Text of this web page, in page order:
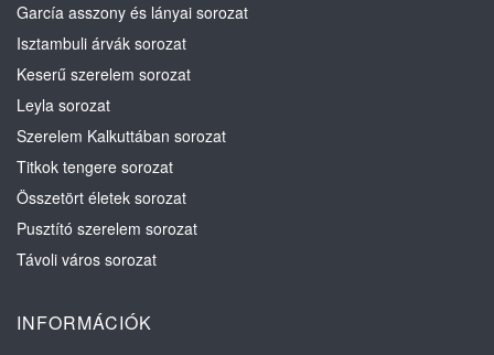
García asszony és lányai sorozat
Isztambuli árvák sorozat
Keserű szerelem sorozat
Leyla sorozat
Szerelem Kalkuttában sorozat
Titkok tengere sorozat
Összetört életek sorozat
Pusztító szerelem sorozat
Távoli város sorozat
INFORMÁCIÓK